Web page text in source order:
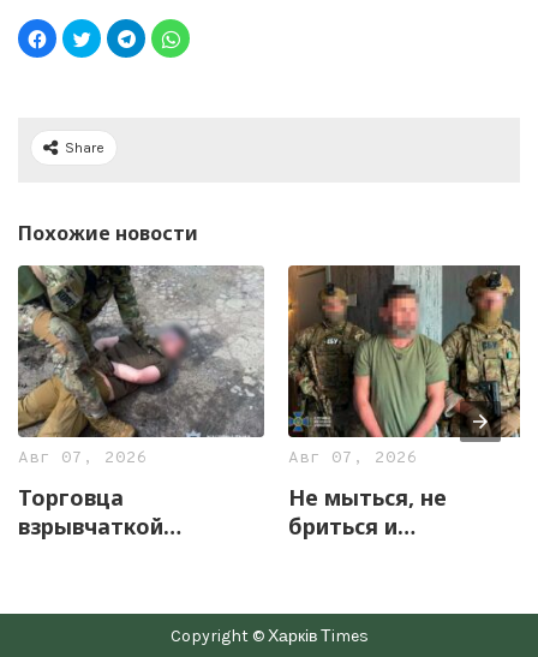
Share
Похожие новости
Авг 07, 2026
Торговца
взрывчаткой
Харьковщины
Авг 07, 2026
Не мыться, не
бриться и
Харькове
разоблачили схему
Copyright © Харків Тimes